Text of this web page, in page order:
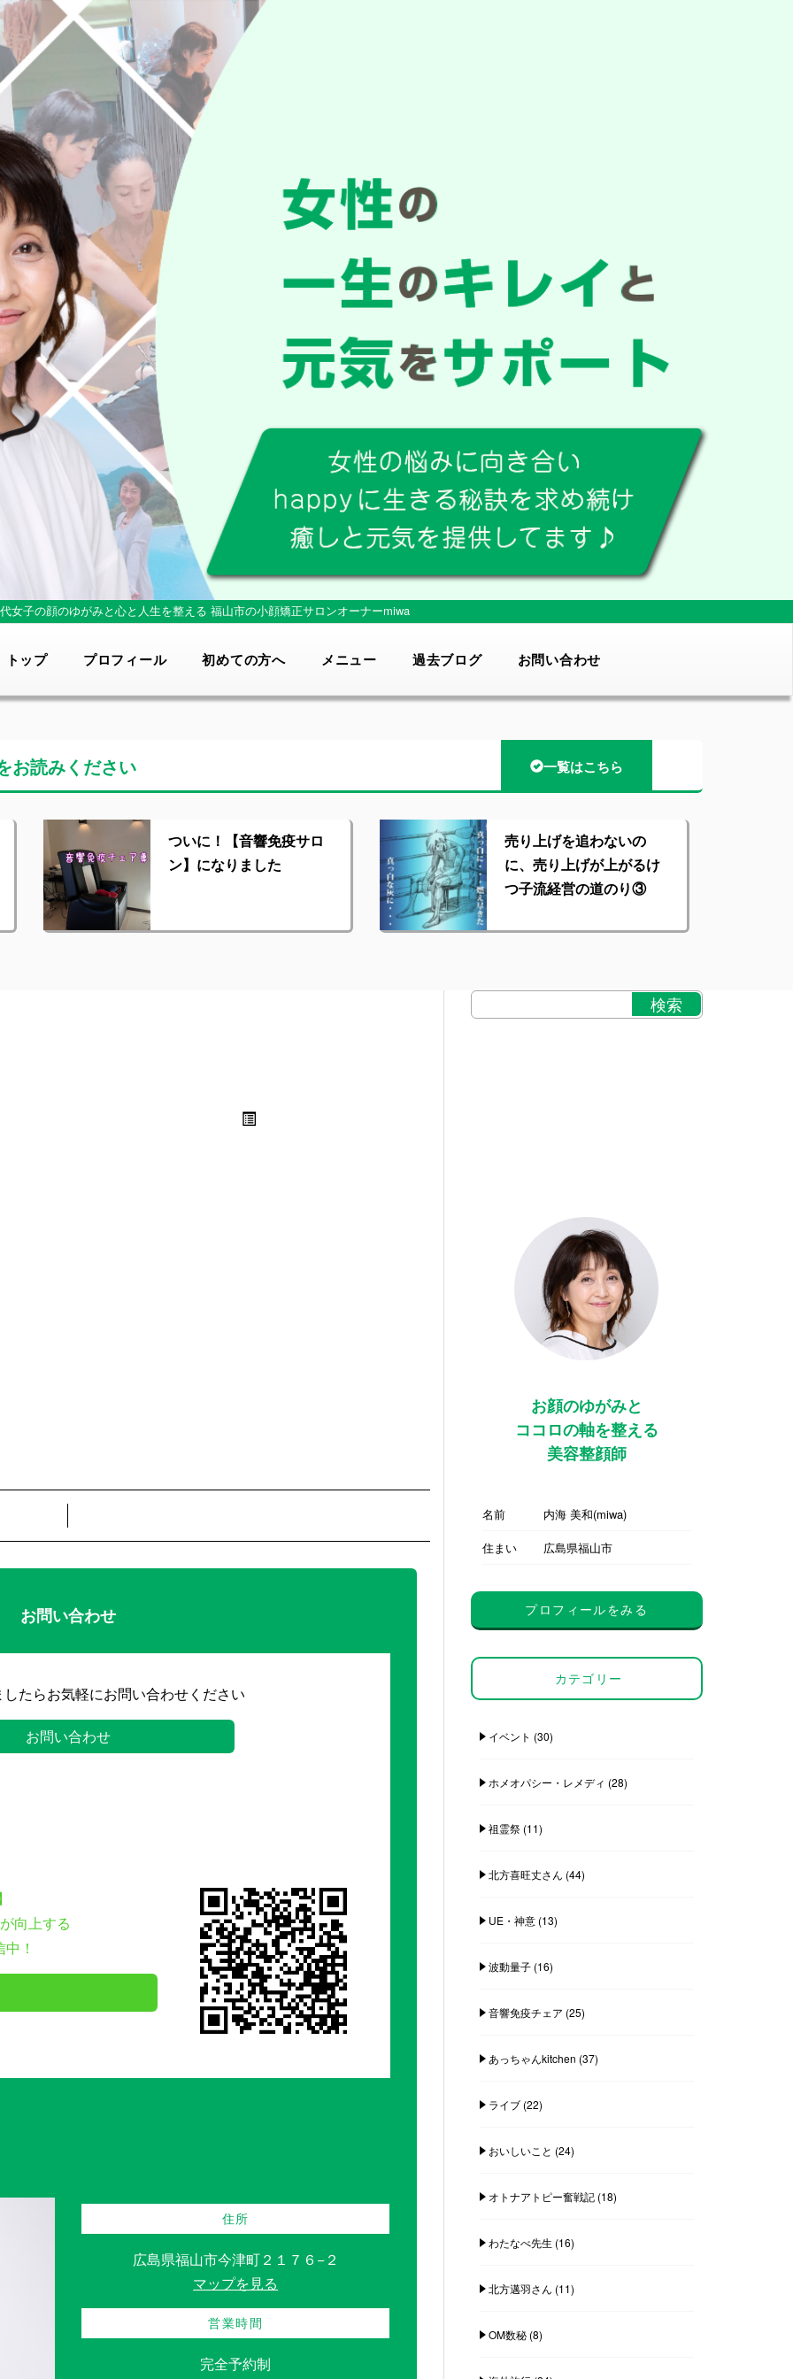
女子の顔のゆがみと心と人生を整える 福山市の小顔矯正サロンオーナーmiwa
トップ プロフィール 初めての方へ メニュー 過去ブログ お問い合わせ
お読みください 一覧はこちら
ついに！【音響免疫サロ
ン】になりました
売り上げを追わないの
に、売り上げが上がるけ
つ子流経営の道のり③
お問い合わせ
たらお気軽にお問い合わせください
お問い合わせ
向上する
！
住所
広島県福山市今津町２１７６−２
マップを見る
営業時間
完全予約制
お顔のゆがみと
ココロの軸を整える
美容整顔師
名前
内海 美和(miwa)
住まい
広島県福山市
プロフィールをみる
カテゴリー
イベント (30)
ホメオパシー・レメディ (28)
祖霊祭(11)
北方喜旺丈さん (44)
UE・神意(13)
波動量子(16)
音響免疫チェア (25)
あっちゃんkitchen (37)
ライブ(22)
おいしいこと (24)
オトナアトピー奮戦記(18)
わたなべ先生 (16)
北方邁羽さん (11)
OM数秘(8)